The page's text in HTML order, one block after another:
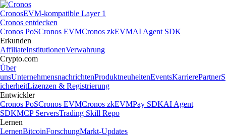
CronosEVM-kompatible Layer 1
Cronos entdecken
Cronos PoSCronos EVMCronos zkEVMAI Agent SDK
Erkunden
AffiliateInstitutionenVerwahrung
Crypto.com
Über
unsUnternehmensnachrichtenProduktneuheitenEventsKarrierePartnerS
icherheitLizenzen & Registrierung
Entwickler
Cronos PoSCronos EVMCronos zkEVMPay SDKAI Agent
SDKMCP ServersTrading Skill Repo
Lernen
LernenBitcoinForschungMarkt-Updates